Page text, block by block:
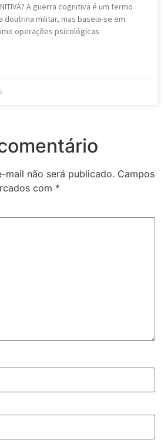
A guerra cognitiva é um termo
doutrina militar, mas baseia-se em
operações psicológicas
mail não será publicado. Campos
com *